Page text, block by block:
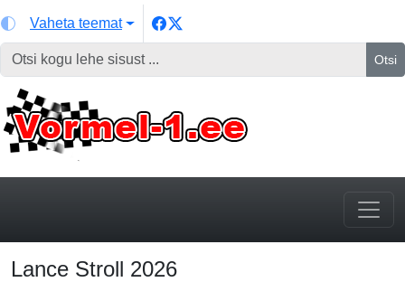
Vaheta teemat
Otsi
Lance Stroll 2026